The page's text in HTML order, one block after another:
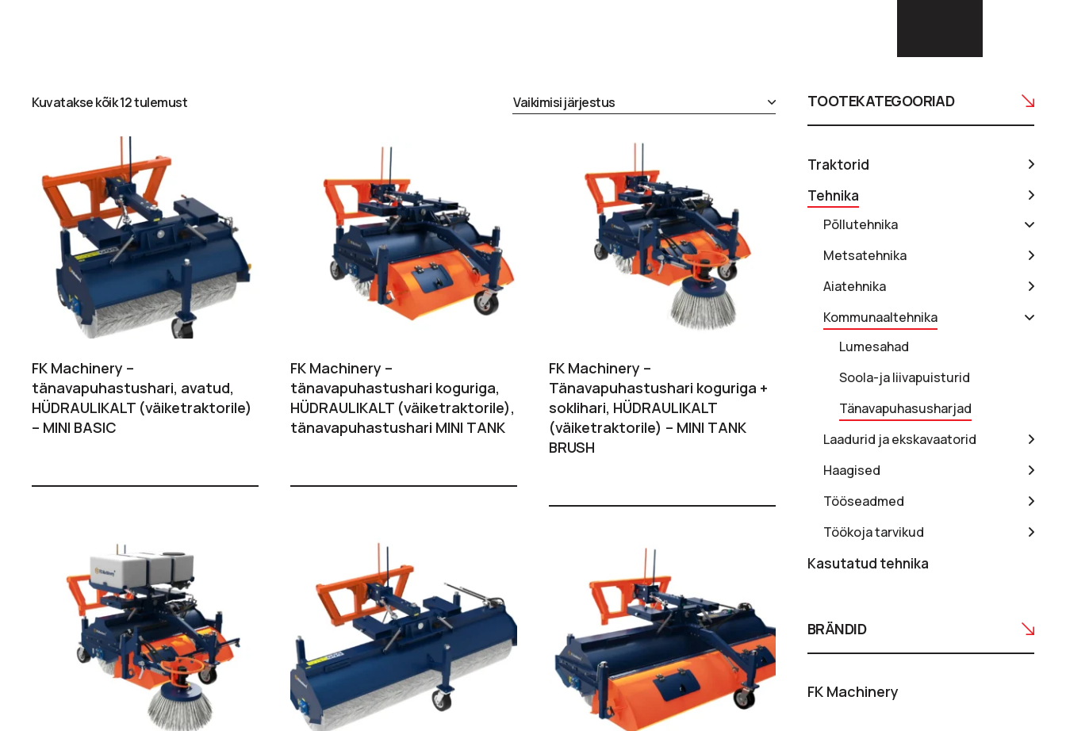
Kuvatakse kõik 12 tulemust
FK Machinery –
tänavapuhastushari, avatud,
HÜDRAULIKALT (väiketraktorile)
– MINI BASIC
FK Machinery –
tänavapuhastushari koguriga,
HÜDRAULIKALT (väiketraktorile),
tänavapuhastushari MINI TANK
FK Machinery –
Tänavapuhastushari koguriga +
soklihari, HÜDRAULIKALT
(väiketraktorile) – MINI TANK
BRUSH
TOOTEKATEGOORIAD
Traktorid
Tehnika
Põllutehnika
Metsatehnika
Aiatehnika
Kommunaaltehnika
Lumesahad
Soola-ja liivapuisturid
Tänavapuhasusharjad
Laadurid ja ekskavaatorid
Haagised
Tööseadmed
Töökoja tarvikud
Kasutatud tehnika
BRÄNDID
FK Machinery